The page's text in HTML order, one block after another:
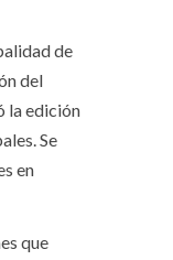
de
del
la edición
Se
en
que